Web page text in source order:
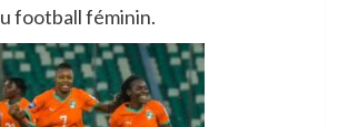
football féminin.